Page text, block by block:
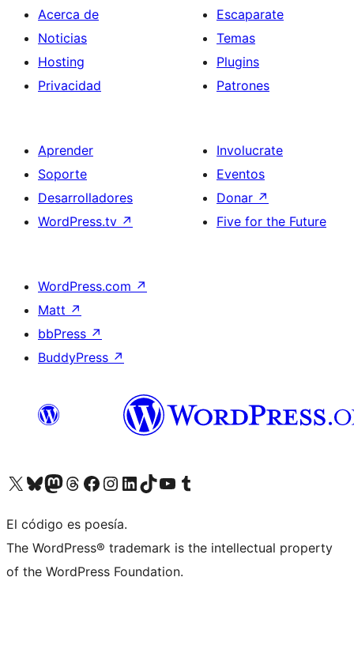
Acerca de
Noticias
Hosting
Privacidad
Escaparate
Temas
Plugins
Patrones
Aprender
Soporte
Desarrolladores
WordPress.tv ↗
Involucrate
Eventos
Donar ↗
Five for the Future
WordPress.com ↗
Matt ↗
bbPress ↗
BuddyPress ↗
Visitá nuestra cuenta de X (anteriormente Twitter)
Visitá nuestra cuenta de Bluesky
Visitá nuestra cuenta de Mastodon
Visitá nuestra cuenta de Threads
Visitá nuestra página de Facebook
Visitá nuestra cuenta de Instagram
Visitá nuestra cuenta de LinkedIn
Visitá nuestra cuenta de TikTok
Visitá nuestro canal de YouTube
Visitá nuestra cuenta de Tumblr
El código es poesía.
The WordPress® trademark is the intellectual property
of the WordPress Foundation.